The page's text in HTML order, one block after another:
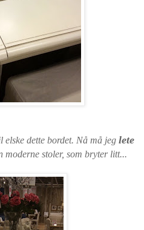
dette bordet. Nå må jeg lete
moderne stoler, som bryter litt...